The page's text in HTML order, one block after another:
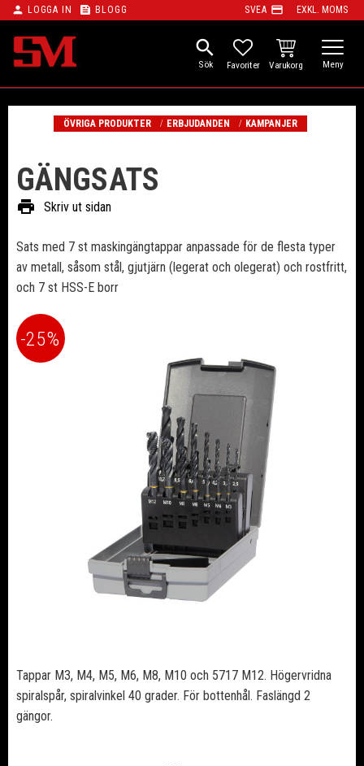
Meny
person LOGGA IN feed BLOGG SVEA payment EXKL. MOMS
search
FAVORITER
KUNDVAGN
ÖVRIGA PRODUKTER ERBJUDANDEN KAMPANJER
GÄNGSATS
print Skriv ut sidan
Sats med 7 st maskingängtappar anpassade för de flesta typer
av metall, såsom stål, gjutjärn (legerat och olegerat) och rostfritt,
och 7 st HSS-E borr
25%
Tappar M3, M4, M5, M6, M8, M10 och 5717 M12. Högervridna
spiralspår, spiralvinkel 40 grader. För bottenhål. Faslängd 2
gängor.